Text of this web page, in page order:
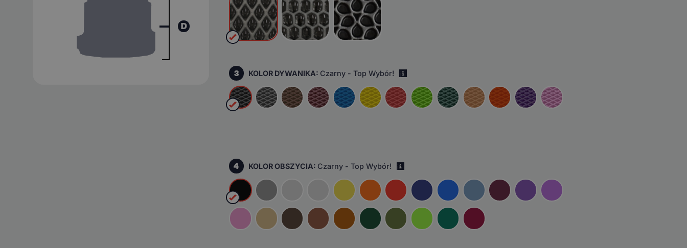
D
3 KOLOR DYWANIKA: Czarny - Top Wybór!
4 KOLOR OBSZYCIA: Czarny - Top Wybór!